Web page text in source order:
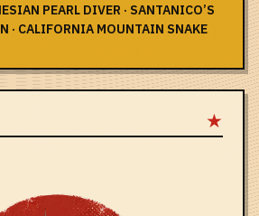
PEARL DIVER · SANTANICO’S
· CALIFORNIA MOUNTAIN SNAKE
★